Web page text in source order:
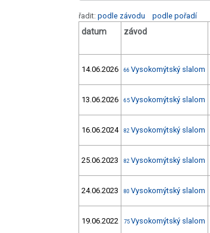
řadit: podle závodu podle pořadí
datum závod
14.06.2026 66 Vysokomýtský slalom
13.06.2026 65 Vysokomýtský slalom
16.06.2024 82 Vysokomýtský slalom
25.06.2023 82 Vysokomýtský slalom
24.06.2023 80 Vysokomýtský slalom
19.06.2022 75 Vysokomýtský slalom